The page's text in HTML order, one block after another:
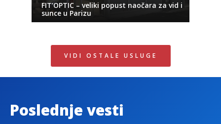
FIT’OPTIC – veliki popust naočara za vid i
sunce u Parizu
VIDI OSTALE USLUGE
Poslednje vesti